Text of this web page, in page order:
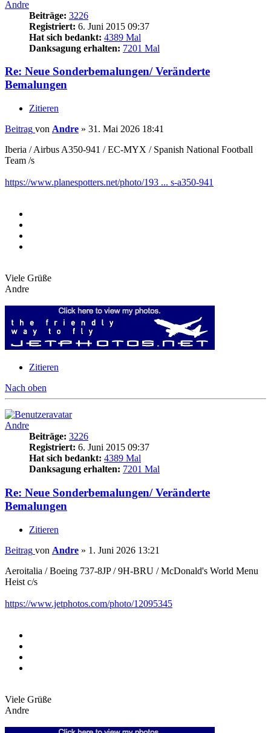
Andre
Beiträge: 3226
Registriert: 6. Juni 2015 09:37
Hat sich bedankt: 4389 Mal
Danksagung erhalten: 7201 Mal
Re: Neue Sonderbemalungen/ Veränderte
Bemalungen
Zitieren
Beitrag von Andre » 31. Mai 2026 18:41
Iberia / Airbus A350-941 / EC-MYX / Spanish National Football
Team /s
https://www.planespotters.net/photo/193 ... s-a350-941
Viele Grüße
Andre
Zitieren
Nach oben
Andre
Beiträge: 3226
Registriert: 6. Juni 2015 09:37
Hat sich bedankt: 4389 Mal
Danksagung erhalten: 7201 Mal
Re: Neue Sonderbemalungen/ Veränderte
Bemalungen
Zitieren
Beitrag von Andre » 1. Juni 2026 13:21
Aeroitalia / Boeing 737-8JP / 9H-BRU / McDonald's World Menu
Heist c/s
https://www.jetphotos.com/photo/12095345
Viele Grüße
Andre